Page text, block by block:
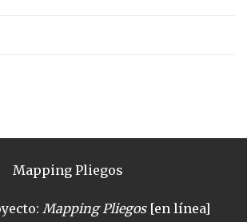
Mapping Pliegos
Mapping Pliegos[en línea]